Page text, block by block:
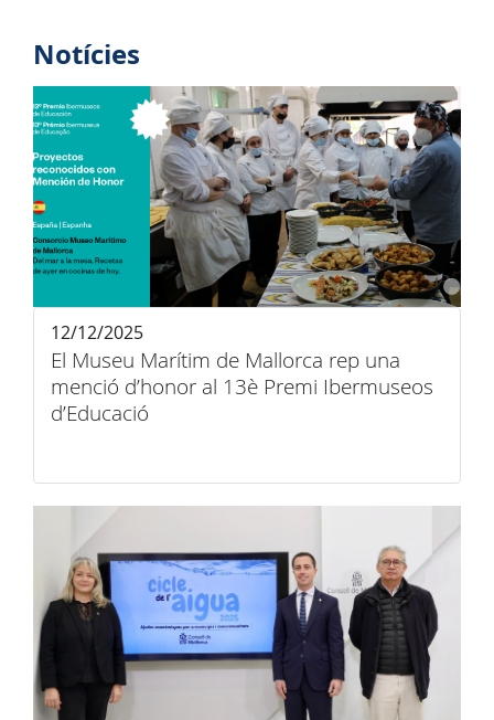
Notícies
El Museu Marítim de Mallorca rep una
menció d’honor al 13è Premi Ibermuseos
d’Educació
12/12/2025